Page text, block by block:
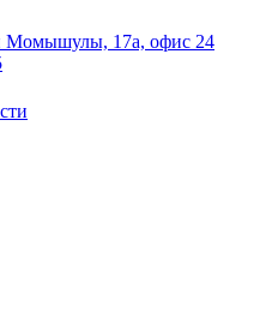
Момышулы, 17а, офис 24